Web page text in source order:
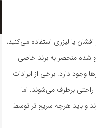
یا لیزری استفاده می‌کنید،
شده منحصر به برند خاصی
وجود دارد. برخی از ایرادات
راحتی برطرف می‌شوند. اما
و باید هرچه سریع تر توسط